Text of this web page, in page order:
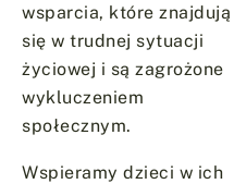
wsparcia, które znajdują
się w trudnej sytuacji
życiowej i są zagrożone
wykluczeniem
społecznym.
Wspieramy dzieci w ich